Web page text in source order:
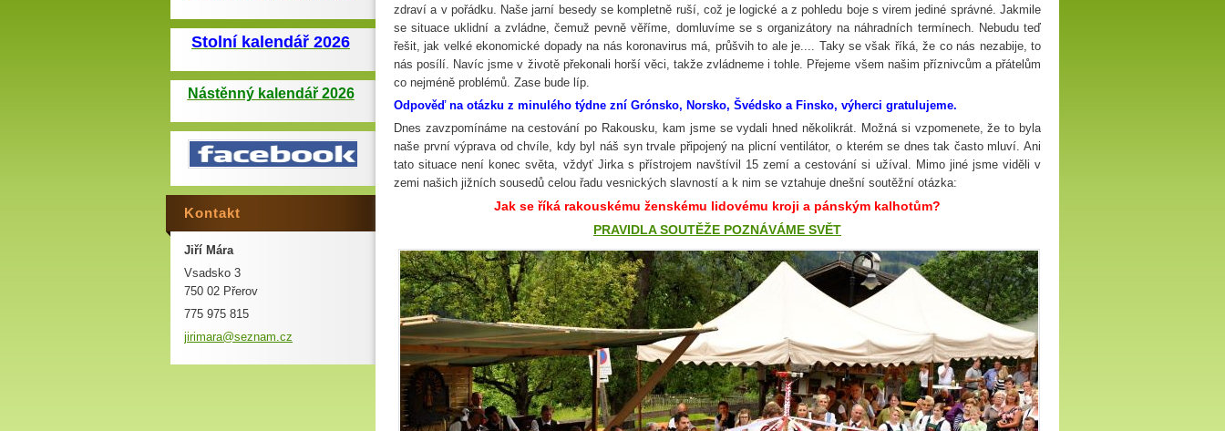
zdraví a v pořádku. Naše jarní besedy se kompletně ruší, což je logické a z pohledu boje s virem jediné správné. Jakmile
se situace uklidní a zvládne, čemuž pevně věříme, domluvíme se s organizátory na náhradních termínech. Nebudu teď
řešit, jak velké ekonomické dopady na nás koronavirus má, průšvih to ale je.... Taky se však říká, že co nás nezabije, to
nás posílí. Navíc jsme v životě překonali horší věci, takže zvládneme i tohle. Přejeme všem našim příznivcům a přátelům
co nejméně problémů. Zase bude líp.
Odpověď na otázku z minulého týdne zní Grónsko, Norsko, Švédsko a Finsko, výherci gratulujeme.
Dnes zavzpomínáme na cestování po Rakousku, kam jsme se vydali hned několikrát. Možná si vzpomenete, že to byla
naše první výprava od chvíle, kdy byl náš syn trvale připojený na plicní ventilátor, o kterém se dnes tak často mluví. Ani
tato situace není konec světa, vždyť Jirka s přístrojem navštívil 15 zemí a cestování si užíval. Mimo jiné jsme viděli v
zemi našich jižních sousedů celou řadu vesnických slavností a k nim se vztahuje dnešní soutěžní otázka:
Jak se říká rakouskému ženskému lidovému kroji a pánským kalhotům?
PRAVIDLA SOUTĚŽE POZNÁVÁME SVĚT
Stolní kalendář 2026
Nástěnný kalendář 2026
Kontakt
Jiří Mára
Vsadsko 3
750 02 Přerov
775 975 815
jirimara@seznam.cz